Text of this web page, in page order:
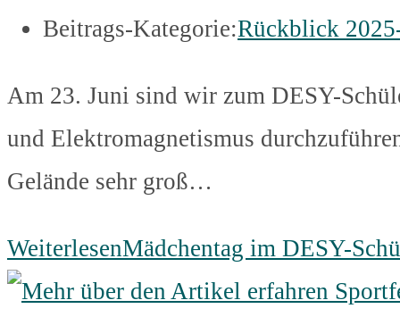
Beitrags-Kategorie:Rückblick
Am 23. Juni sind wir zum DESY-
und Elektromagnetismus
Gelände sehr groß…
WeiterlesenMädchentag im DESY-